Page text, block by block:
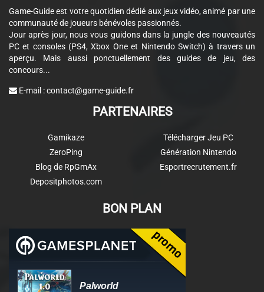
Game-Guide est votre quotidien dédié aux jeux vidéo, animé par une
communauté de joueurs bénévoles passionnés.
Jour après jour, nous vous guidons dans la jungle des nouveautés
PC et consoles (PS4, Xbox One et Nintendo Switch) à travers un
aperçu. Mais aussi ponctuellement des guides de jeu, des
concours...
E-mail :contact@game-guide.fr
PARTENAIRES
Gamikaze
ZeroPing
Blog de RpGmAx
Depositphotos.com
Télécharger Jeu PC
Génération Nintendo
Esportrecrutement.fr
BON PLAN